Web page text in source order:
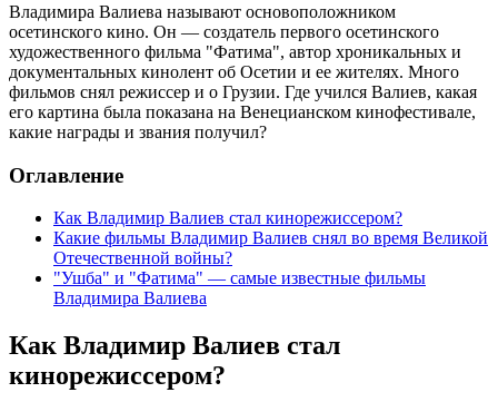
Владимира Валиева называют основоположником
осетинского кино. Он — создатель первого осетинского
художественного фильма "Фатима", автор хроникальных и
документальных кинолент об Осетии и ее жителях. Много
фильмов снял режиссер и о Грузии. Где учился Валиев, какая
его картина была показана на Венецианском кинофестивале,
какие награды и звания получил?
Оглавление
Как Владимир Валиев стал кинорежиссером?
Какие фильмы Владимир Валиев снял во время Великой
Отечественной войны?
"Ушба" и "Фатима" — самые известные фильмы
Владимира Валиева
Как Владимир Валиев стал
кинорежиссером?